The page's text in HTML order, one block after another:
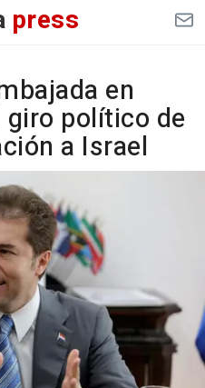
press
en
giro político de
a Israel